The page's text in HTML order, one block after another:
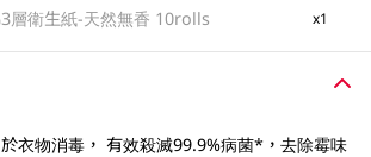
層衛生紙-天然無香 10rolls x1
衣物消毒， 有效殺滅99.9%病菌*，去除霉味